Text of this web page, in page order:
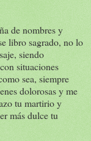
de nombres y
libro sagrado, no lo
siendo
situaciones
sea, siempre
dolorosas y me
tu martirio y
más dulce tu